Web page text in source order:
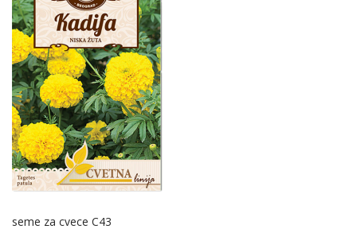
seme za cvece C43